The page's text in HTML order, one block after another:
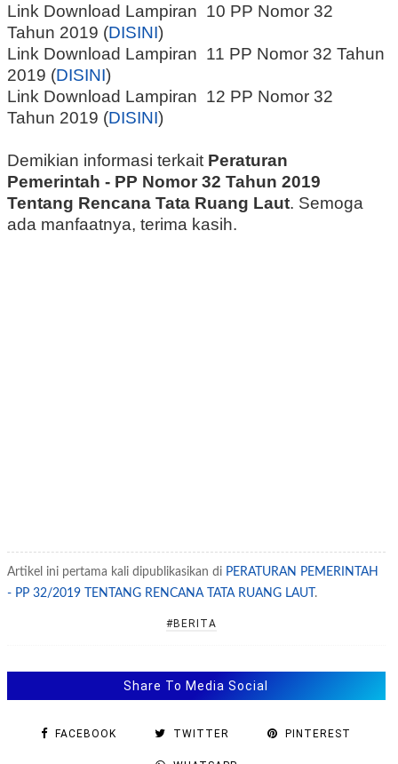
Link Download Lampiran 10 PP Nomor 32
Tahun 2019 (DISINI)
Link Download Lampiran 11 PP Nomor 32 Tahun
2019 (DISINI)
Link Download Lampiran 12 PP Nomor 32
Tahun 2019 (DISINI)
Demikian informasi terkait Peraturan
Pemerintah - PP Nomor 32 Tahun 2019
Tentang Rencana Tata Ruang Laut. Semoga
ada manfaatnya, terima kasih.
Artikel ini pertama kali dipublikasikan di PERATURAN PEMERINTAH
- PP 32/2019 TENTANG RENCANA TATA RUANG LAUT .
#BERITA
Share To Media Social
FACEBOOK TWITTER PINTEREST